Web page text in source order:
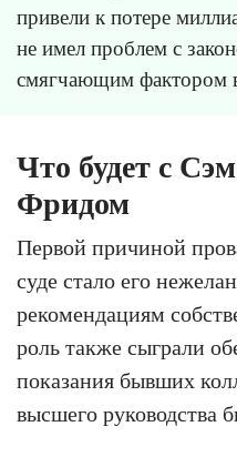
привели к потере
не имел проблем с
смягчающим фактором
Что будет с
Фридом
Первой причиной
суде стало его
рекомендациям
роль также сыграли
показания бывших
высшего руководства